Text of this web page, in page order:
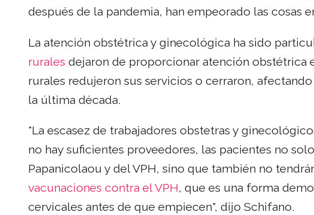
después de la pandemia, han empeorado las cosas
La atención obstétrica y ginecológica ha sido
rurales dejaron de proporcionar atención obstétrica
rurales redujeron sus servicios o cerraron,
la última década.
"La escasez de trabajadores obstetras y
no hay suficientes proveedores, las pacientes no
Papanicolaou y del VPH, sino que también no
vacunaciones contra el VPH, que es una forma
cervicales antes de que empiecen", dijo Schifano.